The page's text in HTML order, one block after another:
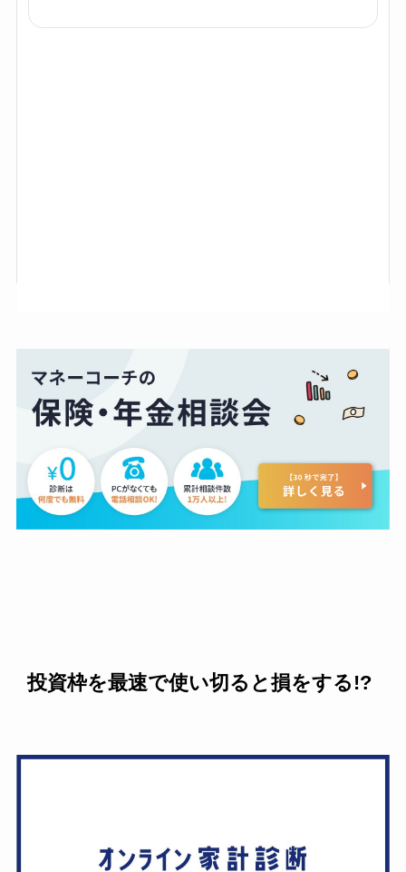
投資枠を最速で使い切ると損をする!?